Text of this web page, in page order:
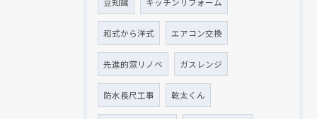
和式から洋式 エアコン交換
先進的窓リノベ ガスレンジ
防水長尺工事 乾太くん